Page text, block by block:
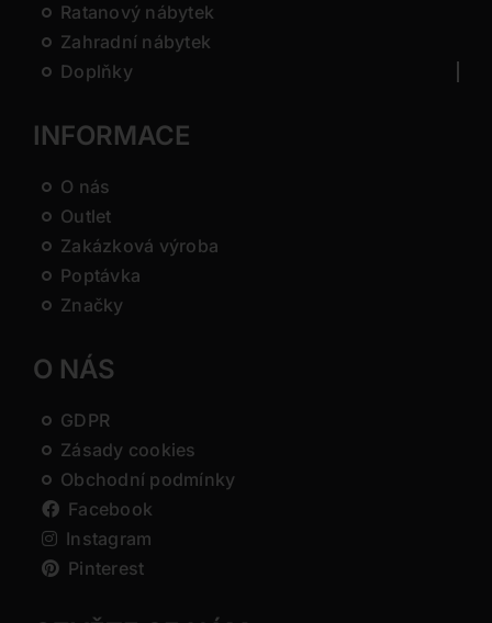
Ratanový nábytek
Zahradní nábytek
Doplňky
INFORMACE
O nás
Outlet
Zakázková výroba
Poptávka
Značky
O NÁS
GDPR
Zásady cookies
Obchodní podmínky
Facebook
Instagram
Pinterest